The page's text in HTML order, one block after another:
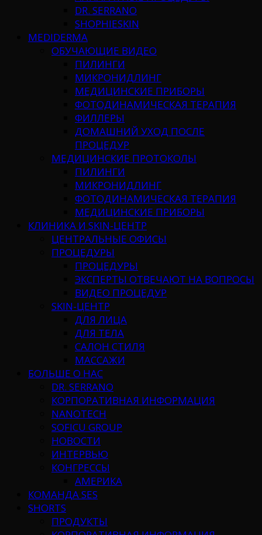
DR. SERRANO
SHOPHIESKIN
MEDIDERMA
ОБУЧАЮЩИЕ ВИДЕО
ПИЛИНГИ
МИКРОНИДЛИНГ
МЕДИЦИНСКИЕ ПРИБОРЫ
ФОТОДИНАМИЧЕСКАЯ ТЕРАПИЯ
ФИЛЛЕРЫ
ДОМАШНИЙ УХОД ПОСЛЕ
ПРОЦЕДУР
МЕДИЦИНСКИЕ ПРОТОКОЛЫ
ПИЛИНГИ
МИКРОНИДЛИНГ
ФОТОДИНАМИЧЕСКАЯ ТЕРАПИЯ
МЕДИЦИНСКИЕ ПРИБОРЫ
КЛИНИКА И SKIN-ЦЕНТР
ЦЕНТРАЛЬНЫЕ ОФИСЫ
ПРОЦЕДУРЫ
ПРОЦЕДУРЫ
ЭКСПЕРТЫ ОТВЕЧАЮТ НА ВОПРОСЫ
ВИДЕО ПРОЦЕДУР
SKIN-ЦЕНТР
ДЛЯ ЛИЦА
ДЛЯ ТЕЛА
САЛОН СТИЛЯ
МАССАЖИ
БОЛЬШЕ О НАС
DR. SERRANO
КОРПОРАТИВНАЯ ИНФОРМАЦИЯ
NANOTECH
SOFICU GROUP
НОВОСТИ
ИНТЕРВЬЮ
КОНГРЕССЫ
АМЕРИКА
КОМАНДА SES
SHORTS
ПРОДУКТЫ